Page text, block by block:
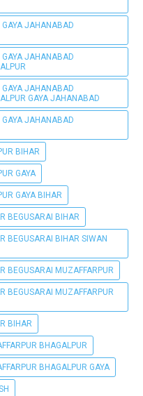
GAYA JAHANABAD
GAYA JAHANABAD
GAYA JAHANABAD
GAYA JAHANABAD
GAYA JAHANABAD
BIHAR
GAYA
GAYA BIHAR
BEGUSARAI BIHAR
BEGUSARAI BIHAR SIWAN
BEGUSARAI MUZAFFARPUR
BEGUSARAI MUZAFFARPUR
BIHAR
BHAGALPUR
BHAGALPUR GAYA